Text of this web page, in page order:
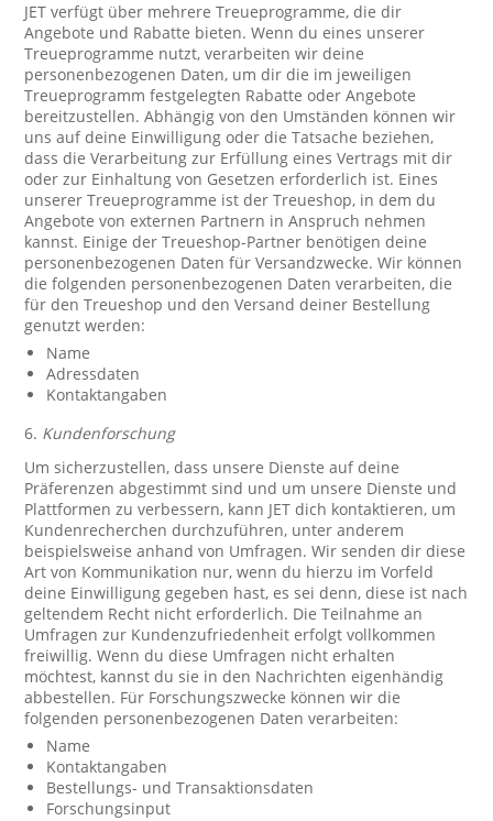
JET verfügt über mehrere Treueprogramme, die dir
Angebote und Rabatte bieten. Wenn du eines unserer
Treueprogramme nutzt, verarbeiten wir deine
personenbezogenen Daten, um dir die im jeweiligen
Treueprogramm festgelegten Rabatte oder Angebote
bereitzustellen. Abhängig von den Umständen können wir
uns auf deine Einwilligung oder die Tatsache beziehen,
dass die Verarbeitung zur Erfüllung eines Vertrags mit dir
oder zur Einhaltung von Gesetzen erforderlich ist. Eines
unserer Treueprogramme ist der Treueshop, in dem du
Angebote von externen Partnern in Anspruch nehmen
kannst. Einige der Treueshop-Partner benötigen deine
personenbezogenen Daten für Versandzwecke. Wir können
die folgenden personenbezogenen Daten verarbeiten, die
für den Treueshop und den Versand deiner Bestellung
genutzt werden:
Name
Adressdaten
Kontaktangaben
6. Kundenforschung
Um sicherzustellen, dass unsere Dienste auf deine
Präferenzen abgestimmt sind und um unsere Dienste und
Plattformen zu verbessern, kann JET dich kontaktieren, um
Kundenrecherchen durchzuführen, unter anderem
beispielsweise anhand von Umfragen. Wir senden dir diese
Art von Kommunikation nur, wenn du hierzu im Vorfeld
deine Einwilligung gegeben hast, es sei denn, diese ist nach
geltendem Recht nicht erforderlich. Die Teilnahme an
Umfragen zur Kundenzufriedenheit erfolgt vollkommen
freiwillig. Wenn du diese Umfragen nicht erhalten
möchtest, kannst du sie in den Nachrichten eigenhändig
abbestellen. Für Forschungszwecke können wir die
folgenden personenbezogenen Daten verarbeiten:
Name
Kontaktangaben
Bestellungs- und Transaktionsdaten
Forschungsinput